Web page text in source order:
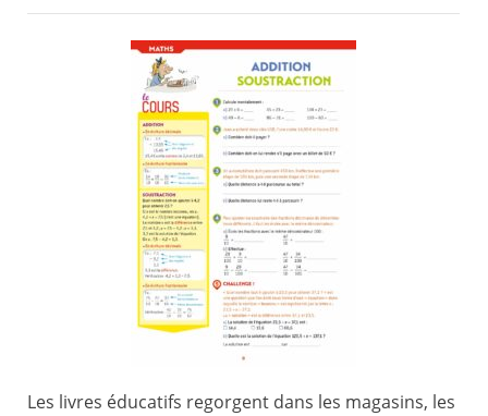
Les livres éducatifs regorgent dans les magasins, les